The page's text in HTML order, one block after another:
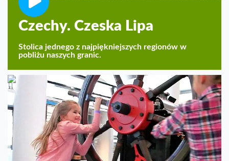
Czechy. Czeska Lipa
Stolica jednego z najpiękniejszych regionów w
pobliżu naszych granic.